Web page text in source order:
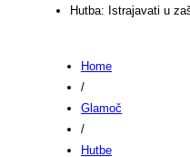
Hutba: Istrajavati u
Home
/
Glamoč
/
Hutbe